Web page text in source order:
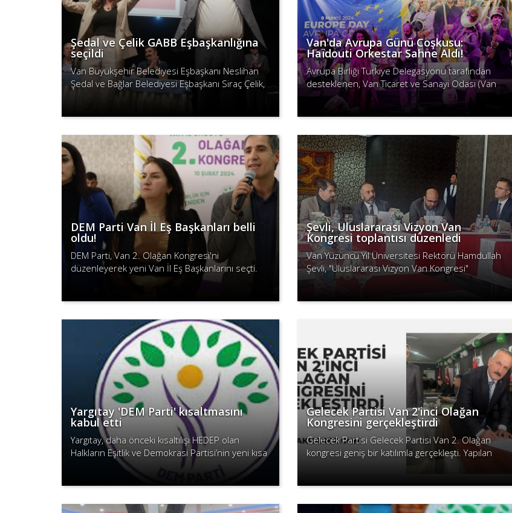
Şedal ve Çelik GABB Eşbaşkanlığına
seçildi
Van Büyükşehir Belediyesi Eşbaşkanı Neslihan
Şedal ve Bağlar Belediyesi Eşbaşkanı Siraç Çelik,
Güneydoğu Anadolu Bölgesi Belediyeler Birliği
Van'da Avrupa Günü Coşkusu:
Haïdouti Orkestar Sahne Aldı!
Avrupa Birliği Türkiye Delegasyonu tarafından
desteklenen, Van Ticaret ve Sanayi Odası (Van
TSO) AB Bilgi Merkezince organize edilen;
Devamını Oku
DEM Parti Van İl Eş Başkanları belli
oldu!
DEM Parti, Van 2. Olağan Kongresi'ni
düzenleyerek yeni Van İl Eş Başkanlarını seçti.
Şevli, Uluslararası Vizyon Van
Kongresi toplantısı düzenledi
Van Yüzüncü Yıl Üniversitesi Rektörü Hamdullah
Şevli, "Uluslararası Vizyon Van Kongresi"
hakkında ulusal ve yerel basınla bir araya geldi.
Yargıtay 'DEM Parti' kısaltmasını
kabul etti
Yargıtay, daha önceki kısaltılışı HEDEP olan
Halkların Eşitlik ve Demokrasi Partisi’nin yeni kısa
ismi olan DEM Parti’yi kabul etti.
Devamını Oku
Gelecek Partisi Van 2'inci Olağan
Kongresini gerçekleştirdi
Gelecek Partisi Gelecek Partisi Van 2. Olağan
kongresi geniş bir katılımla gerçekleşti. Yapılan